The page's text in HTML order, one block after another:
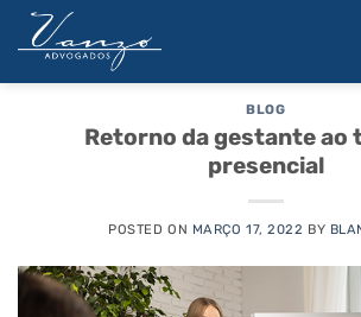
Skip
ARQUIVOS DE TAG:
BLOG
Retorno da gestante ao
presencial
POSTED ON MARÇO 17, 2022 BY